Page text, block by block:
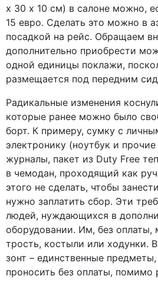
х 30 х 10 см) в салоне можно,
15 евро. Сделать это можно в
посадкой на рейс. Обращаем
дополнительно приобрести
одной единицы поклажи,
размещается под передним
Радикальные изменения
которые ранее можно было
борт. К примеру, сумку с
электронику (ноутбук и
журналы, пакет из Duty Free
в чемодан, проходящий как
этого не сделать, чтобы
нужно заплатить сбор. Эти
людей, нуждающихся в
оборудовании. Им, без оплаты,
трость, костыли или ходунки.
зонт – единственные
проносить без оплаты, помимо